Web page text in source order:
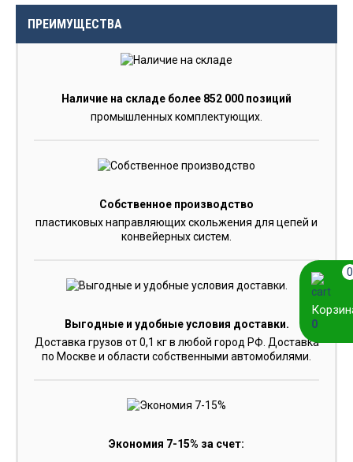
ПРЕИМУЩЕСТВА
Наличие на складе более 852 000 позиций
промышленных комплектующих.
Собственное производство
пластиковых направляющих скольжения для цепей и
конвейерных систем.
Выгодные и удобные условия доставки.
Доставка грузов от 0,1 кг в любой город РФ. Доставка
по Москве и области собственными автомобилями.
Экономия 7-15% за счет:
0
0